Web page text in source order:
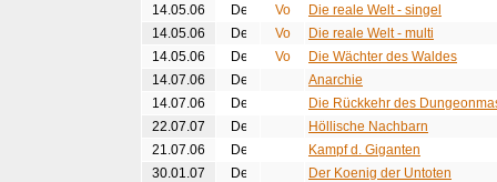
14.05.06
Die reale Welt - singel
14.05.06
Die reale Welt - multi
14.05.06
Die Wächter des Waldes
14.07.06
Anarchie
14.07.06
Die Rückkehr des
22.07.07
Höllische Nachbarn
21.07.06
Kampf d. Giganten
30.01.07
Der Koenig der Untoten